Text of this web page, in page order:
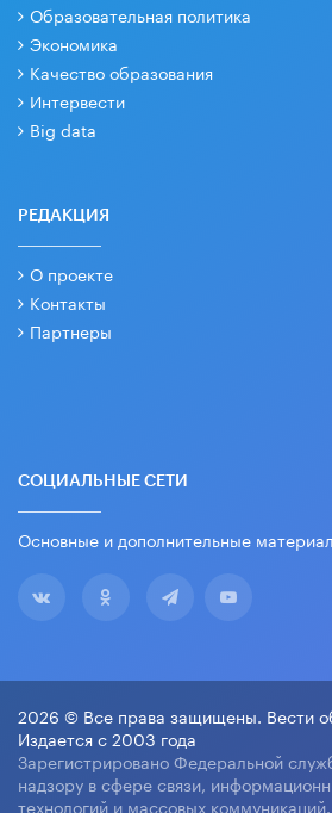
Образовательная политика
Экономика
Качество образования
Интервести
Big data
РЕДАКЦИЯ
О проекте
Контакты
Партнеры
СОЦИАЛЬНЫЕ СЕТИ
Основные и дополнительные
2026 © Все права защищены. Вести
Издается с 2003 года
Зарегистрировано Федеральной
надзору в сфере связи,
технологий и массовых коммуникаций.